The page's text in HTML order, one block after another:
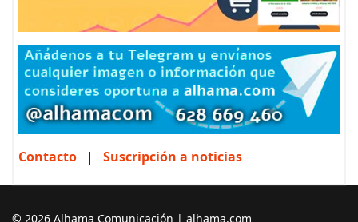
Contacto | Suscripción a noticias
© 2026 Alhama Comunicación | alhama.com